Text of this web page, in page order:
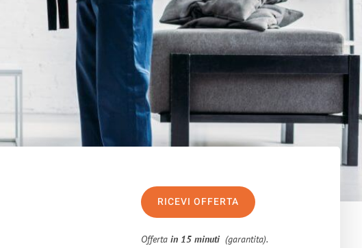
RICEVI OFFERTA
Offertain 15 minuti (garantita).